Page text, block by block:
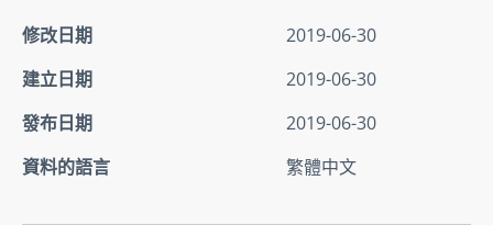
修改日期
2019-06-30
建立日期
2019-06-30
發布日期
2019-06-30
資料的語言
繁體中文